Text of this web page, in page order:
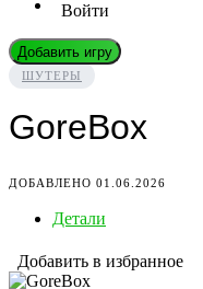
Войти
Добавить игру
ШУТЕРЫ
GoreBox
ДОБАВЛЕНО 01.06.2026
Детали
Добавить в избранное